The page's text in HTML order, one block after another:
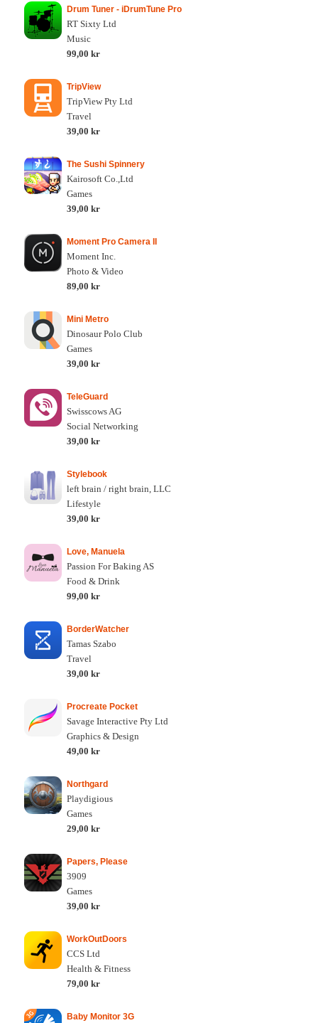
Drum Tuner - iDrumTune Pro
RT Sixty Ltd
Music
99,00 kr
TripView
TripView Pty Ltd
Travel
39,00 kr
The Sushi Spinnery
Kairosoft Co.,Ltd
Games
39,00 kr
Moment Pro Camera II
Moment Inc.
Photo & Video
89,00 kr
Mini Metro
Dinosaur Polo Club
Games
39,00 kr
TeleGuard
Swisscows AG
Social Networking
39,00 kr
Stylebook
left brain / right brain, LLC
Lifestyle
39,00 kr
Love, Manuela
Passion For Baking AS
Food & Drink
99,00 kr
BorderWatcher
Tamas Szabo
Travel
39,00 kr
Procreate Pocket
Savage Interactive Pty Ltd
Graphics & Design
49,00 kr
Northgard
Playdigious
Games
29,00 kr
Papers, Please
3909
Games
39,00 kr
WorkOutDoors
CCS Ltd
Health & Fitness
79,00 kr
Baby Monitor 3G